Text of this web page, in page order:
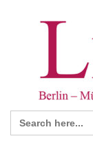
Search
for: